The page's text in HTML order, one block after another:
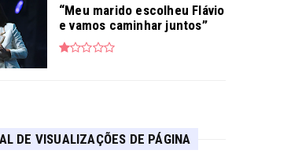
“Meu marido escolheu Flávio
e vamos caminhar juntos”
DE VISUALIZAÇÕES DE PÁGINA